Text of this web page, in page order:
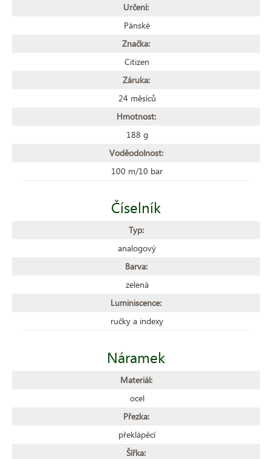
Určení:
Pánské
Značka:
Citizen
Záruka:
24 měsíců
Hmotnost:
188 g
Voděodolnost:
100 m/10 bar
Číselník
Typ:
analogový
Barva:
zelená
Luminiscence:
ručky a indexy
Náramek
Materiál:
ocel
Přezka:
překlápěcí
Šířka: